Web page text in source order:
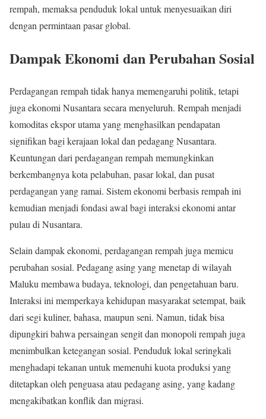
rempah, memaksa penduduk lokal untuk menyesuaikan diri
dengan permintaan pasar global.
Dampak Ekonomi dan Perubahan Sosial
Perdagangan rempah tidak hanya memengaruhi politik, tetapi
juga ekonomi Nusantara secara menyeluruh. Rempah menjadi
komoditas ekspor utama yang menghasilkan pendapatan
signifikan bagi kerajaan lokal dan pedagang Nusantara.
Keuntungan dari perdagangan rempah memungkinkan
berkembangnya kota pelabuhan, pasar lokal, dan pusat
perdagangan yang ramai. Sistem ekonomi berbasis rempah ini
kemudian menjadi fondasi awal bagi interaksi ekonomi antar
pulau di Nusantara.
Selain dampak ekonomi, perdagangan rempah juga memicu
perubahan sosial. Pedagang asing yang menetap di wilayah
Maluku membawa budaya, teknologi, dan pengetahuan baru.
Interaksi ini memperkaya kehidupan masyarakat setempat, baik
dari segi kuliner, bahasa, maupun seni. Namun, tidak bisa
dipungkiri bahwa persaingan sengit dan monopoli rempah juga
menimbulkan ketegangan sosial. Penduduk lokal seringkali
menghadapi tekanan untuk memenuhi kuota produksi yang
ditetapkan oleh penguasa atau pedagang asing, yang kadang
mengakibatkan konflik dan migrasi.